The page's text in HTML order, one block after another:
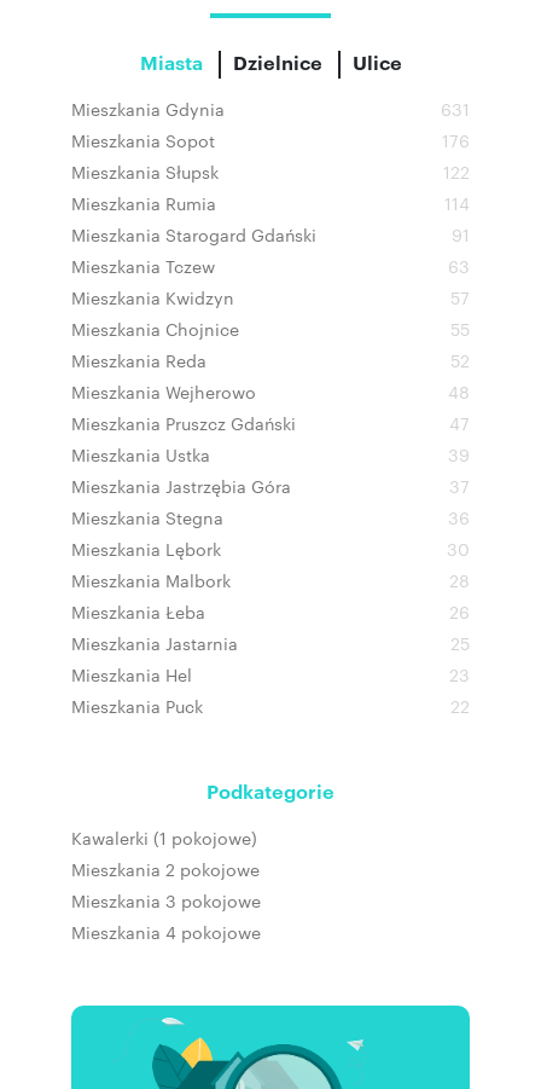
Miasta Dzielnice Ulice
Mieszkania Gdynia
631
Mieszkania Sopot
176
Mieszkania Słupsk
122
Mieszkania Rumia
114
Mieszkania Starogard Gdański
91
Mieszkania Tczew
63
Mieszkania Kwidzyn
57
Mieszkania Chojnice
55
Mieszkania Reda
52
Mieszkania Wejherowo
48
Mieszkania Pruszcz Gdański
47
Mieszkania Ustka
39
Mieszkania Jastrzębia Góra
37
Mieszkania Stegna
36
Mieszkania Lębork
30
Mieszkania Malbork
28
Mieszkania Łeba
26
Mieszkania Jastarnia
25
Mieszkania Hel
23
Mieszkania Puck
22
Podkategorie
Kawalerki (1 pokojowe)
Mieszkania 2 pokojowe
Mieszkania 3 pokojowe
Mieszkania 4 pokojowe